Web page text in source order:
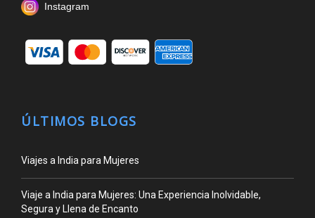
Instagram
ÚLTIMOS BLOGS
Viajes a India para Mujeres
Viaje a India para Mujeres: Una Experiencia Inolvidable,
Segura y Llena de Encanto